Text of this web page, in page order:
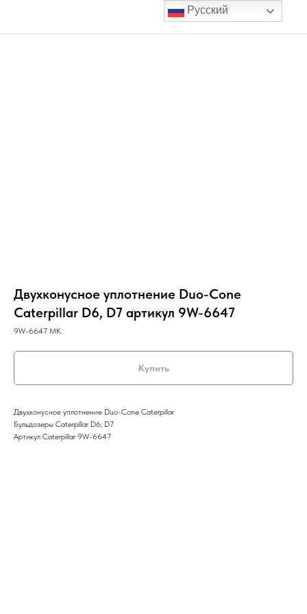
Русский
Двухконусное уплотнение Duo-Cone
Caterpillar D6, D7 артикул 9W-6647
9W-6647 MK
Купить
Двухконусное уплотнение Duo-Cone Caterpillar
Бульдозеры Caterpillar D6, D7
Артикул Caterpillar 9W-6647